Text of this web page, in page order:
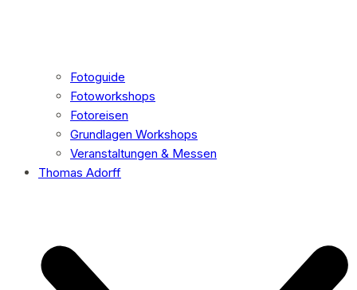
Fotoguide
Fotoworkshops
Fotoreisen
Grundlagen Workshops
Veranstaltungen & Messen
Thomas Adorff